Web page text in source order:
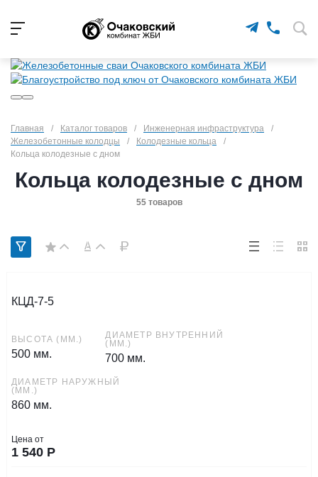
Главная / Каталог товаров / Инженерная инфраструктура
/
Железобетонные колодцы
/ Колодезные кольца
/
Кольца колодезные с дном
Кольца колодезные с дном
55 товаров
КЦД-7-5
ВЫСОТА (ММ.)
500 мм.
ДИАМЕТР ВНУТРЕННИЙ
(ММ.)
700 мм.
ДИАМЕТР НАРУЖНЫЙ
(ММ.)
860 мм.
Цена от
1 540 Р